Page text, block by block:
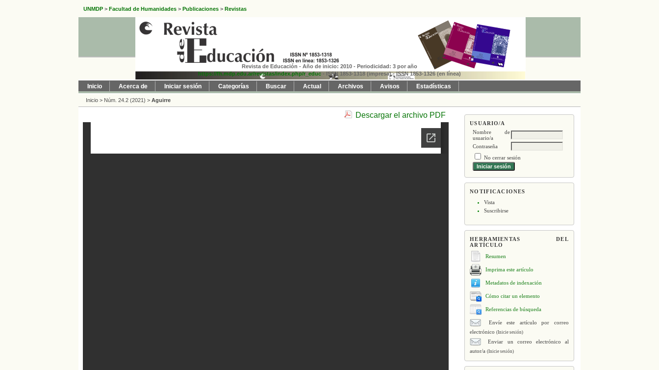
UNMDP > Facultad de Humanidades > Publicaciones > Revistas
Revista de Educación - Año de inicio: 2010 - Periodicidad: 3 por año
https://fh.mdp.edu.ar/revistas/index.php/r_educ - ISSN 1853-1318 (impresa) - ISSN 1853-1326 (en línea)
USUARIO/A
Nombre de
usuario/a
Contraseña
No cerrar sesión
NOTIFICACIONES
Vista
Suscribirse
HERRAMIENTAS DEL
ARTÍCULO
Resumen
Imprima este artículo
Metadatos de indexación
Cómo citar un elemento
Referencias de búsqueda
Envíe este artículo por correo
electrónico(Inicie sesión)
Enviar un correo electrónico al
autor/a(Inicie sesión)
Inicio Acerca de Iniciar sesión Categorías Buscar Actual Archivos Avisos Estadísticas
Inicio > Núm. 24.2 (2021) > Aguirre
Descargar el archivo PDF